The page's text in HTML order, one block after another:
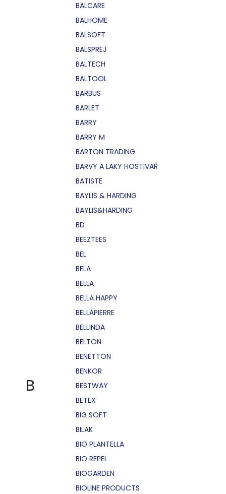
B
BALCARE
BALHOME
BALSOFT
BALSPREJ
BALTECH
BALTOOL
BARBUS
BARLET
BARRY
BARRY M
BARTON TRADING
BARVY A LAKY HOSTIVAŘ
BATISTE
BAYLIS & HARDING
BAYLIS&HARDING
BD
BEEZTEES
BEL
BELA
BELLA
BELLA HAPPY
BELLÁPIERRE
BELLINDA
BELTON
BENETTON
BENKOR
BESTWAY
BETEX
BIG SOFT
BILAK
BIO PLANTELLA
BIO REPEL
BIOGARDEN
BIOLINE PRODUCTS